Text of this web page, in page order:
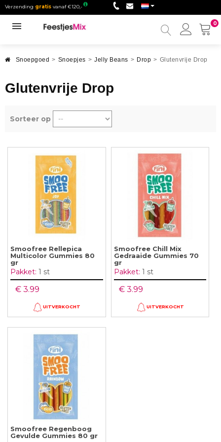
Verzending gratis vanaf €120,-
0
Mijn
Snoepgoed > Snoepjes > Jelly Beans > Drop > Glutenvrije Drop
Glutenvrije Drop
Sorteer op
Smoofree Rellepica
Multicolor Gummies 80
gr
Pakket: 1 st
€ 3.99
UITVERKOCHT
Smoofree Chill Mix
Gedraaide Gummies 70
gr
Pakket: 1 st
€ 3.99
UITVERKOCHT
Smoofree Regenboog
Gevulde Gummies 80 gr